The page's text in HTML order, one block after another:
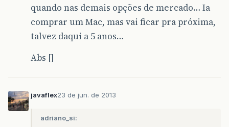
quando nas demais opções de mercado… Ia
comprar um Mac, mas vai ficar pra próxima,
talvez daqui a 5 anos…
Abs []
javaflex23 de jun. de 2013
adriano_si: